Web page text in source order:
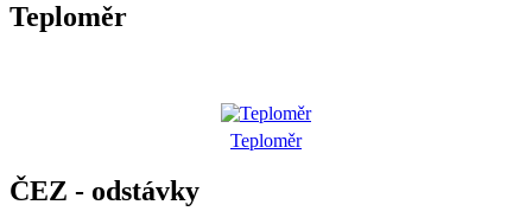
Teploměr
Teploměr
ČEZ - odstávky